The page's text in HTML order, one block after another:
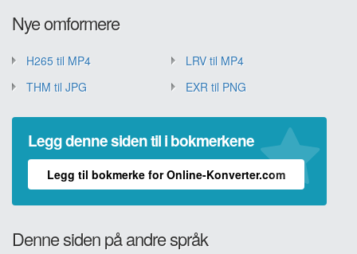
Nye omformere
H265 til MP4
LRV til MP4
THM til JPG
EXR til PNG
Legg denne siden til i bokmerkene
Legg til bokmerke for Online-Konverter.com
Denne siden på andre språk